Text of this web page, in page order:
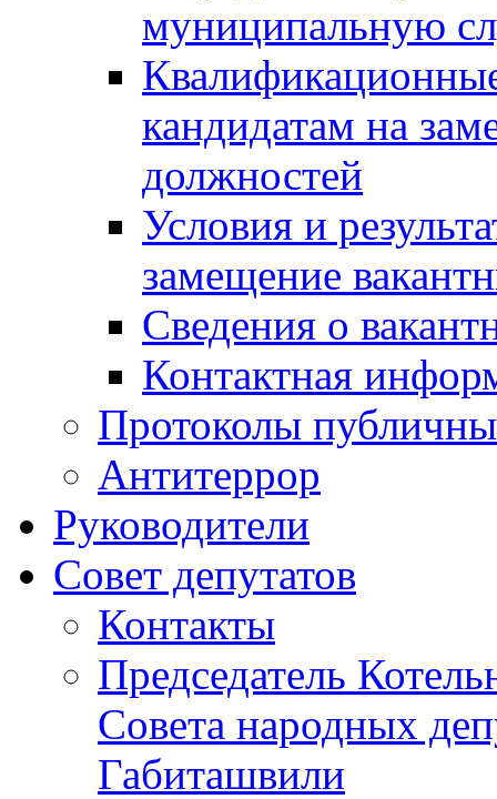
муниципальную
кандидатам на
должностей
Условия и
замещение
Сведения о
Контактная
Протоколы
Антитеррор
Руководители
Совет депутатов
Контакты
Председатель
Совета народных
Габиташвили